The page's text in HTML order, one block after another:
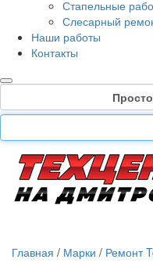
Стапельные
Слесарный
Наши работы
Контакты
Главная / Марки / Ремонт